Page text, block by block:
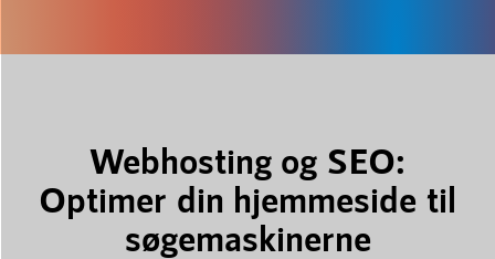
Webhosting og SEO:
Optimer din hjemmeside til
søgemaskinerne